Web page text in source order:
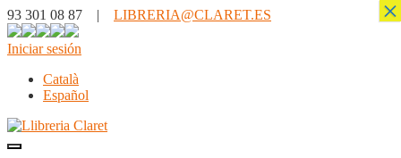
93 301 08 87 | LIBRERIA@CLARET.ES
Iniciar sesión
Català
Español
×